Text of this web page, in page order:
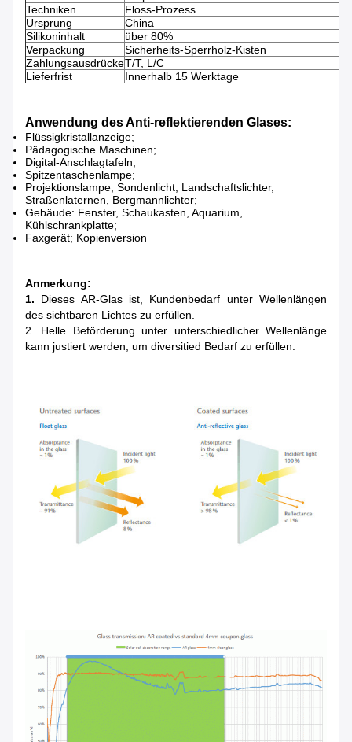
Techniken
Floss-Prozess
Ursprung
China
Silikoninhalt
über 80%
Verpackung
Sicherheits-Sperrholz-Kisten
ZahlungsausdrückeT/T, L/C
Lieferfrist
Innerhalb 15 Werktage
Anwendung des Anti-reflektierenden Glases:
Flüssigkristallanzeige;
Pädagogische Maschinen;
Digital-Anschlagtafeln;
Spitzentaschenlampe;
Projektionslampe, Sondenlicht, Landschaftslichter,
Straßenlaternen, Bergmannlichter;
Gebäude: Fenster, Schaukasten, Aquarium,
Kühlschrankplatte;
Faxgerät; Kopienversion
Anmerkung:
1. Dieses AR-Glas ist, Kundenbedarf unter Wellenlängen
des sichtbaren Lichtes zu erfüllen.
2. Helle Beförderung unter unterschiedlicher Wellenlänge
kann justiert werden, um diversitied Bedarf zu erfüllen.